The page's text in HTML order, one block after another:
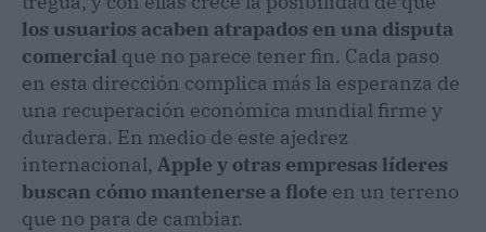
los usuarios acaben atrapados en una disputa
comercial que no parece tener fin. Cada paso
en esta dirección complica más la esperanza de
una recuperación económica mundial firme y
duradera. En medio de este ajedrez
internacional, Apple y otras empresas líderes
buscan cómo mantenerse a flote en un terreno
que no para de cambiar.